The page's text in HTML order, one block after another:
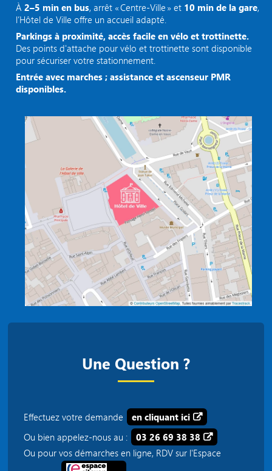
À2–5 min en bus, arrêt « Centre‑Ville » et 10 min de la gare,
l’Hôtel de Ville offre un accueil adapté.
Parkings à proximité, accès facile en vélo et trottinette.
Des points d'attache pour vélo et trottinette sont disponible
pour sécuriser votre stationnement.
Entrée avec marches ; assistance et ascenseur PMR
disponibles.
Une Question ?
Effectuez votre demande
en cliquant ici
Ou bien appelez-nous au :
03 26 69 38 38
Ou pour vos démarches en ligne, RDV sur l'Espace